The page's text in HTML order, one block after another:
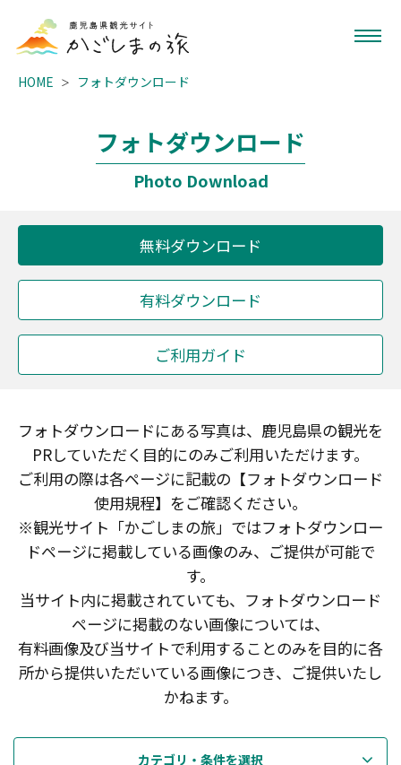
HOME フォトダウンロード
フォトダウンロード
Photo Download
無料ダウンロード
有料ダウンロード
ご利用ガイド
フォトダウンロードにある写真は、鹿児島県の観光を
PRしていただく目的にのみご利用いただけます。
ご利用の際は各ページに記載の【フォトダウンロード
使用規程】をご確認ください。
※観光サイト「かごしまの旅」ではフォトダウンロー
ドページに掲載している画像のみ、ご提供が可能で
す。
当サイト内に掲載されていても、フォトダウンロード
ページに掲載のない画像については、
有料画像及び当サイトで利用することのみを目的に各
所から提供いただいている画像につき、ご提供いたし
かねます。
カテゴリ・条件を選択